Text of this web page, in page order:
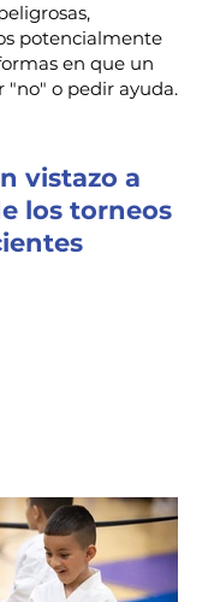
potencialmente
en que un
"no" o pedir ayuda.
vistazo a
los torneos